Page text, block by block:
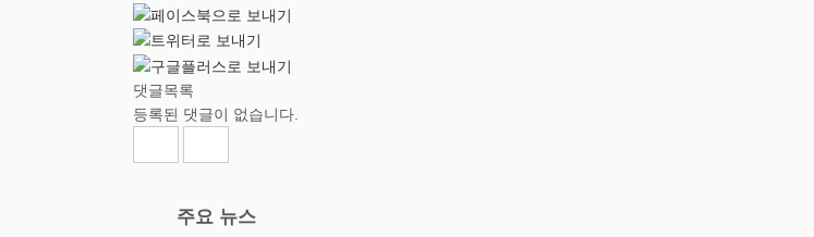
댓글목록
등록된 댓글이 없습니다.
주요 뉴스